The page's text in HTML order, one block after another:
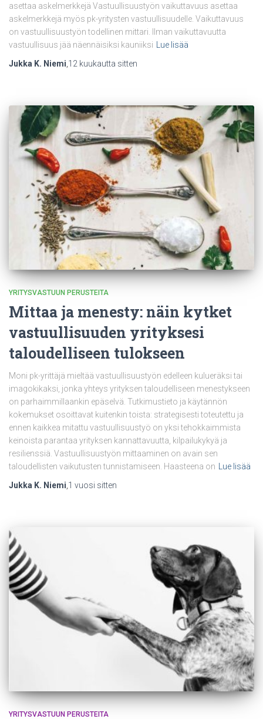
asettaa askelmerkkejä Vastuullisuustyön vaikuttavuus asettaa
askelmerkkejä myös pk-yritysten vastuullisuudelle. Vaikuttavuus
on vastuullisuustyön todellinen mittari. Ilman vaikuttavuutta
vastuullisuus jää näennäisiksi kauniiksi Lue lisää
Jukka K. Niemi,12 kuukautta sitten
YRITYSVASTUUN PERUSTEITA
Mittaa ja menesty: näin kytket
vastuullisuuden yrityksesi
taloudelliseen tulokseen
Moni pk-yrittäjä mieltää vastuullisuustyön edelleen kulueräksi tai
imagokikaksi, jonka yhteys yrityksen taloudelliseen menestykseen
on parhaimmillaankin epäselvä. Tutkimustieto ja käytännön
kokemukset osoittavat kuitenkin toista: strategisesti toteutettu ja
ennen kaikkea mitattu vastuullisuustyö on yksi tehokkaimmista
keinoista parantaa yrityksen kannattavuutta, kilpailukykyä ja
resilienssiä. Vastuullisuustyön mittaaminen on avain sen
taloudellisten vaikutusten tunnistamiseen. Haasteena on
Lue lisää
Jukka K. Niemi 1 vuosi sitten
YRITYSVASTUUN PERUSTEITA